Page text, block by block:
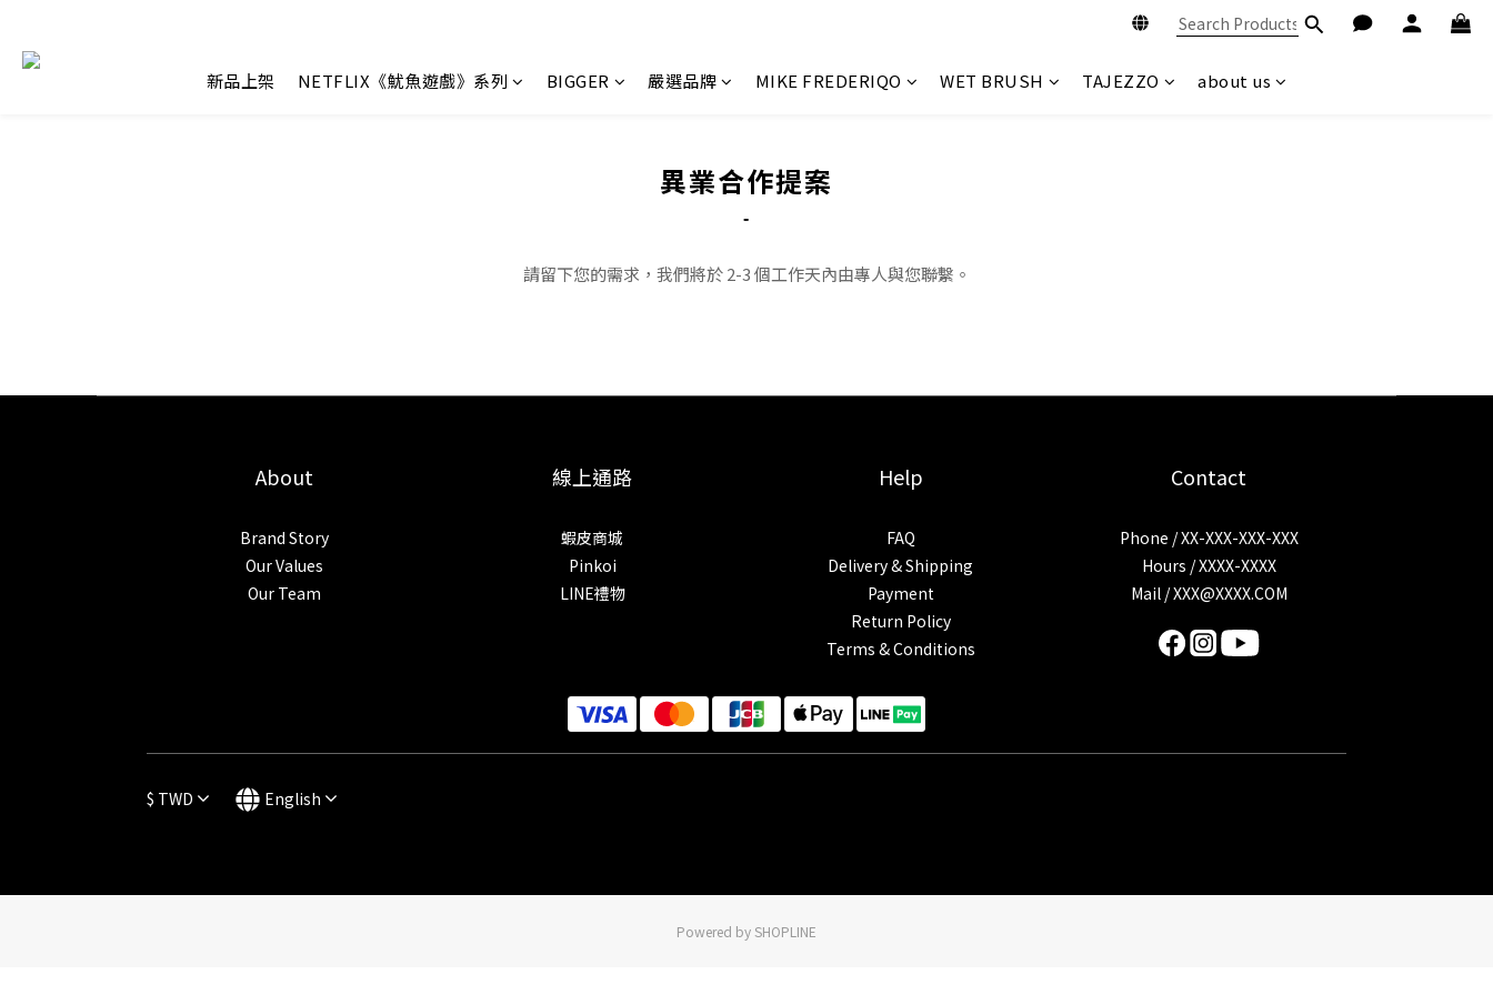
新品上架 NETFLIX《魷魚遊戲》系列 BIGGER 嚴選品牌 MIKE FREDERIQO WET BRUSH TAJEZZO about us
異業合作提案
-
請留下您的需求，我們將於 2-3 個工作天內由專人與您聯繫。
About
Brand Story
Our Values
Our Team
線上通路
蝦皮商城
Pinkoi
LINE禮物
Help
FAQ
Delivery & Shipping
Payment
Return Policy
Terms & Conditions
Contact
Phone / XX-XXX-XXX-XXX
Hours / XXXX-XXXX
Mail /XXX@XXXX.COM
$ TWD English
Powered by SHOPLINE